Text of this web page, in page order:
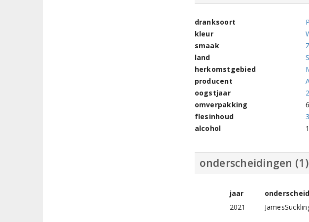
dranksoort
kleur
smaak
land
herkomstgebied
producent
oogstjaar
omverpakking
flesinhoud
alcohol
onderscheidingen (1)
jaar
2021